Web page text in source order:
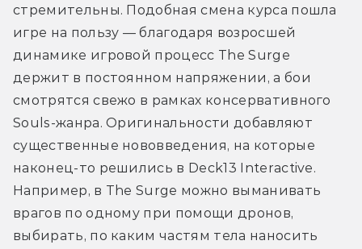
стремительны. Подобная смена курса пошла
игре на пользу — благодаря возросшей
динамике игровой процесс The Surge
держит в постоянном напряжении, а бои
смотрятся свежо в рамках консервативного
Souls-жанра. Оригинальности добавляют
существенные нововведения, на которые
наконец-то решились в Deck13 Interactive.
Например, в The Surge можно выманивать
врагов по одному при помощи дронов,
выбирать, по каким частям тела наносить